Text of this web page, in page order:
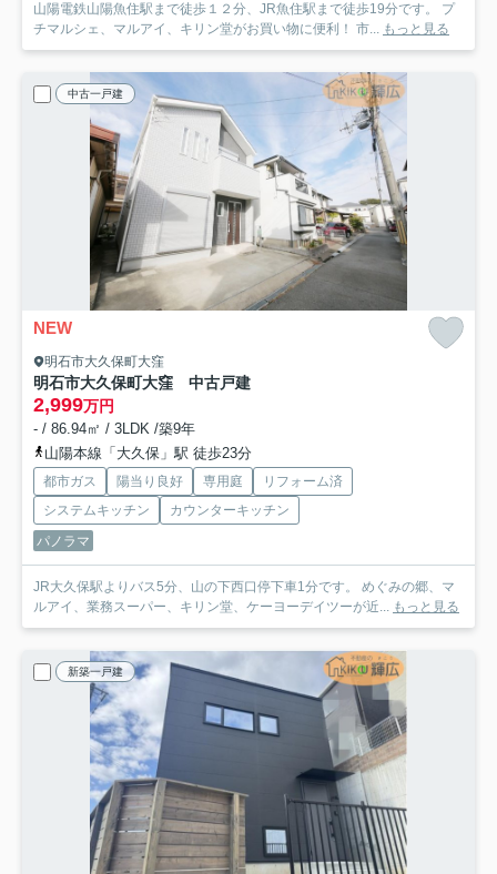
山陽電鉄山陽魚住駅まで徒歩１２分、JR魚住駅まで徒歩19分です。 プ
チマルシェ、マルアイ、キリン堂がお買い物に便利！ 市... もっと見る
中古一戸建
NEW
明石市大久保町大窪
明石市大久保町大窪 中古戸建
2,999万円
- / 86.94㎡ / 3LDK /築9年
山陽本線「大久保」駅 徒歩23分
都市ガス 陽当り良好 専用庭
リフォーム済
システムキッチン
カウンターキッチン
パノラマ
JR大久保駅よりバス5分、山の下西口停下車1分です。 めぐみの郷、マ
ルアイ、業務スーパー、キリン堂、ケーヨーデイツーが近... もっと見る
新築一戸建